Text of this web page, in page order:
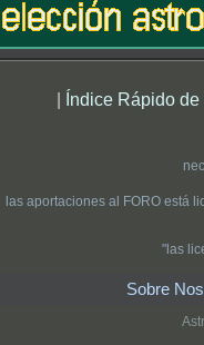
| Índice Rápido de
las aportaciones al FORO está
"las
Sobre